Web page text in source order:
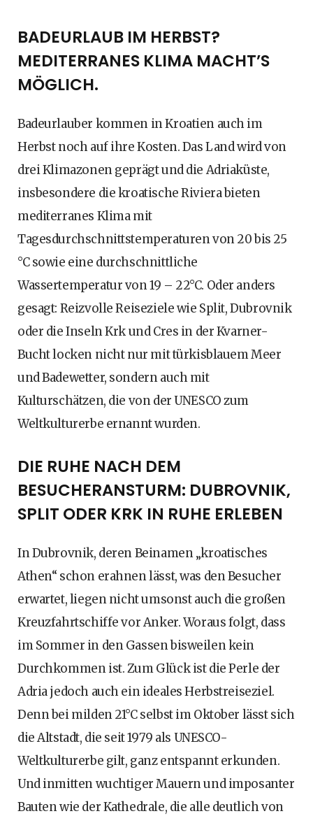
BADEURLAUB IM HERBST?
MEDITERRANES KLIMA MACHT’S
MÖGLICH.
Badeurlauber kommen in Kroatien auch im
Herbst noch auf ihre Kosten. Das Land wird von
drei Klimazonen geprägt und die Adriaküste,
insbesondere die kroatische Riviera bieten
mediterranes Klima mit
Tagesdurchschnittstemperaturen von 20 bis 25
°C sowie eine durchschnittliche
Wassertemperatur von 19 – 22°C. Oder anders
gesagt: Reizvolle Reiseziele wie Split, Dubrovnik
oder die Inseln Krk und Cres in der Kvarner-
Bucht locken nicht nur mit türkisblauem Meer
und Badewetter, sondern auch mit
Kulturschätzen, die von der UNESCO zum
Weltkulturerbe ernannt wurden.
DIE RUHE NACH DEM
BESUCHERANSTURM: DUBROVNIK,
SPLIT ODER KRK IN RUHE ERLEBEN
In Dubrovnik, deren Beinamen „kroatisches
Athen“ schon erahnen lässt, was den Besucher
erwartet, liegen nicht umsonst auch die großen
Kreuzfahrtschiffe vor Anker. Woraus folgt, dass
im Sommer in den Gassen bisweilen kein
Durchkommen ist. Zum Glück ist die Perle der
Adria jedoch auch ein ideales Herbstreiseziel.
Denn bei milden 21°C selbst im Oktober lässt sich
die Altstadt, die seit 1979 als UNESCO-
Weltkulturerbe gilt, ganz entspannt erkunden.
Und inmitten wuchtiger Mauern und imposanter
Bauten wie der Kathedrale, die alle deutlich von